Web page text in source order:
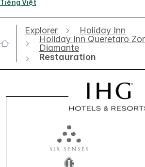
Tiếng Việt
Explorer
Holiday Inn
Holiday Inn Queretaro
Diamante
Restauration